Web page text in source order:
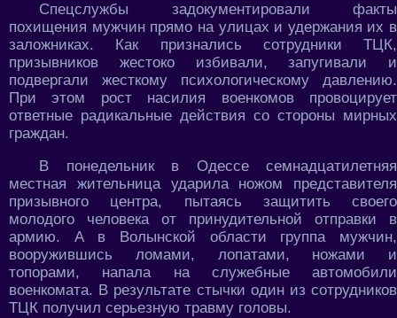
Спецслужбы задокументировали факты
похищения мужчин прямо на улицах и удержания их в
заложниках. Как признались сотрудники ТЦК,
призывников жестоко избивали, запугивали и
подвергали жесткому психологическому давлению.
При этом рост насилия военкомов провоцирует
ответные радикальные действия со стороны мирных
граждан.
В понедельник в Одессе семнадцатилетняя
местная жительница ударила ножом представителя
призывного центра, пытаясь защитить своего
молодого человека от принудительной отправки в
армию. А в Волынской области группа мужчин,
вооружившись ломами, лопатами, ножами и
топорами, напала на служебные автомобили
военкомата. В результате стычки один из сотрудников
ТЦК получил серьезную травму головы.